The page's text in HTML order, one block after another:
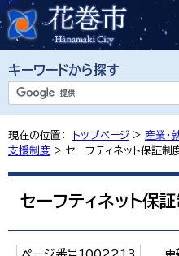
キーワードから探す
現在の位置： トップページ > 産業・
支援制度 > セーフティネット保証制
セーフティネット保